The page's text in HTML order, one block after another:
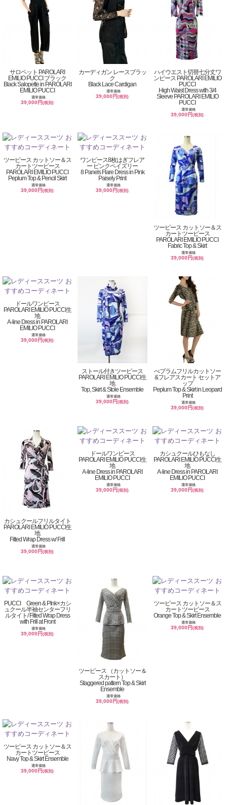
サロペット PAROLARI
EMILIO PUCCI ブラック
Black Salopette in PAROLARI
EMILIO PUCCI
通常価格
39,000円(税別)
カーディガン レースブラッ
ク
Black Lace Cardigan
通常価格
39,000円(税別)
ハイウエスト切替七分丈ワ
ンピース PAROLARI EMILIO
PUCCI
High Waist Dress with 3/4
Sleeve PAROLARI EMILIO
PUCCI
通常価格
39,000円(税別)
ツーピース カットソー＆ス
カートツーピース
PAROLARI EMILIO PUCCI
Peplum Top & Pencil Skirt
通常価格
39,000円(税別)
ワンピース8枚はぎフレア
ー ピンクペイズリー
8 Panels Flare Dress in Pink
Paisely Print
通常価格
39,000円(税別)
ツーピース カットソー＆ス
カートツーピース
PAROLARI EMILIO PUCCI
Fabric Top & Skirt
通常価格
39,000円(税別)
ドールワンピース
PAROLARI EMILIO PUCCI生
地
A-line Dress in PAROLARI
EMILIO PUCCI
通常価格
39,000円(税別)
ストール付きツーピース
PAROLARI EMILIO PUCCI生
地
Top, Skirt & Stole Ensemble
通常価格
39,000円(税別)
ぺプラムフリルカットソー
&フレアスカート セットア
ップ
Peplum Top & Skirt in Leopard
Print
通常価格
39,000円(税別)
カシュクールフリルタイト
PAROLARI EMILIO PUCCI生
地
Fitted Wrap Dress w/ Frill
通常価格
39,000円(税別)
ドールワンピース
PAROLARI EMILIO PUCCI生
地
A-line Dress in PAROLARI
EMILIO PUCCI
通常価格
39,000円(税別)
カシュクールひもなし
PAROLARI EMILIO PUCCI生
地
A-line Dress in PAROLARI
EMILIO PUCCI
通常価格
39,000円(税別)
PUCCI Green & PInk×カシ
ュクール半袖センターフリ
ルタイト/ Fitted Wrap Dress
with Frill at Front
通常価格
39,000円(税別)
ツーピース （カットソー＆
スカート）
Staggered pattern Top & Skirt
Ensemble
通常価格
39,000円(税別)
ツーピース カットソー＆ス
カートツーピース
Orange Top & Skirt Ensemble
通常価格
39,000円(税別)
ツーピース カットソー＆ス
カートツーピース
Navy Top & Skirt Ensemble
通常価格
39,000円(税別)